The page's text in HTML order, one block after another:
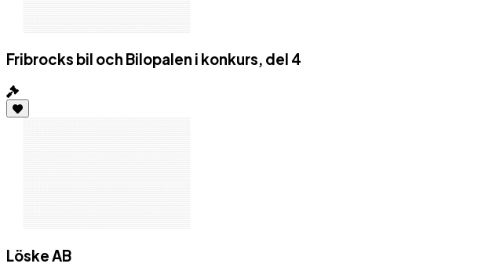
Fribrocks bil och Bilopalen i konkurs, del 4
Löske AB